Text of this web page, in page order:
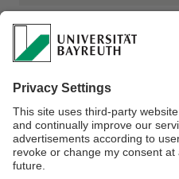
Kurz, Sascha
How long does it take to
Hegselmann-Krause
Mechanics Bd. 14 (2014)
Kurz, Sascha
Measuring Voting Power
In: